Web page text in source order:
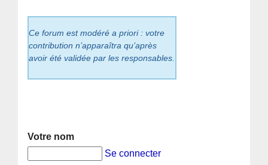
Ce forum est modéré a priori : votre
contribution n’apparaîtra qu’après
avoir été validée par les responsables.
Votre nom
Se connecter